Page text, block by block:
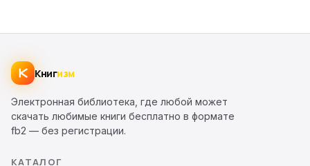
Книгизм
Электронная библиотека, где любой может
скачать любимые книги бесплатно в формате
fb2 — без регистрации.
КАТАЛОГ